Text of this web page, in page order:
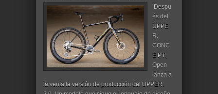
Despu
és del
UPPE
R.
CONC
E.PT.,
Open
lanza a
la venta la versión de producción del UPPER.